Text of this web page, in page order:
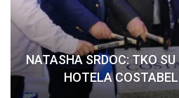
NATASHA SRDOC: TKO
HOTELA